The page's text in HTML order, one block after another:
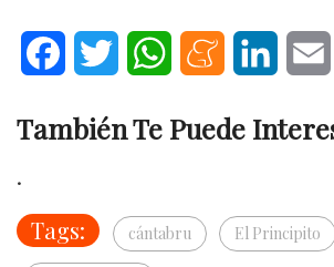
FacebookTwitter WhatsAppMeneame
También Te Puede
.
Tags:
cántabru El Principito